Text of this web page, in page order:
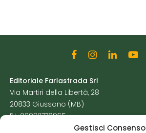
Gestisci Consenso
Editoriale Farlastrada Srl
Via Martiri della Libertà, 28
20833 Giussano (MB)
P.I. 06982770965